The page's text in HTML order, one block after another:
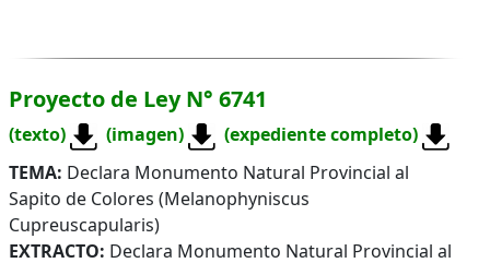
Proyecto de Ley N° 6741
(texto) (imagen)
(expediente completo)
TEMA: Declara Monumento Natural Provincial al
Sapito de Colores (Melanophyniscus
Cupreuscapularis)
EXTRACTO: Declara Monumento Natural Provincial al